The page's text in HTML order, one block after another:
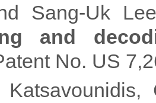
Sang-Uk
and
No. US